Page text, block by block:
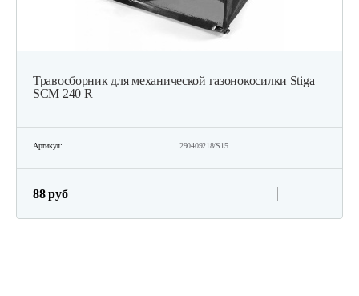
Травосборник для механической газонокосилки Stiga
SCM 240 R
Артикул: 290409218/S15
88 руб